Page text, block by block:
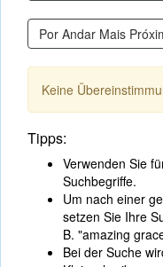
Keine
Tipps:
Verwenden Sie
Suchbegriffe.
Um nach einer
setzen Sie Ihre
B. "amazing
Bei der Suche